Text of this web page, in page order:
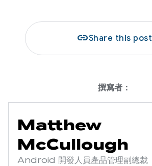
linkShare this post
撰寫者：
Matthew
McCullough
Android 開發人員產品管理副總裁